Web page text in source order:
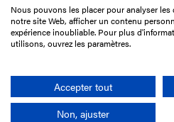
15 Boulevard de
75017 Paris
01 49 10 20 29
Rechercher
Nous pouvons les placer pour analyser
notre site Web, afficher un contenu
expérience inoubliable. Pour plus
utilisons, ouvrez les paramètres.
Accepter tout
Non, ajuster